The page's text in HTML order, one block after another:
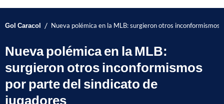
Gol Caracol / Nueva polémica en la MLB: surgieron otros inconformismos
Nueva polémica en la MLB:
surgieron otros inconformismos
por parte del sindicato de
jugadores